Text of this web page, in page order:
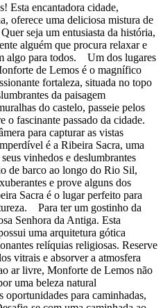
Esta encantadora cidade,
oferece uma deliciosa mistura de
seja um entusiasta da história,
alguém que procura relaxar e
algo para todos. Um dos lugares
de Lemos é o magnífico
fortaleza, situada no topo
da paisagem
do castelo, passeie pelos
o fascinante passado da cidade.
para capturar as vistas
é a Ribeira Sacra, uma
vinhedos e deslumbrantes
de barco ao longo do Rio Sil,
e prove alguns dos
Sacra é o lugar perfeito para
Para ter um gostinho da
Senhora da Antiga. Esta
uma arquitetura gótica
relíquias religiosas. Reserve
vitrais e absorver a atmosfera
ar livre, Monforte de Lemos não
uma beleza natural
oportunidades para caminhadas,